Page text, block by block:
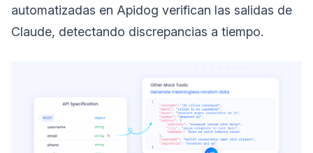
automatizadas en Apidog verifican las salidas de
Claude, detectando discrepancias a tiempo.